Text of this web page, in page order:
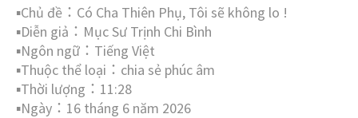
▪︎Chủ đề：Có Cha Thiên Phụ, Tôi sẽ không lo !
▪︎Diễn giả：Mục Sư Trịnh Chi Bình
▪︎Ngôn ngữ：Tiếng Việt
▪︎Thuộc thể loại：chia sẻ phúc âm
▪︎Thời lượng：11:28
▪︎Ngày：16 tháng 6 năm 2026